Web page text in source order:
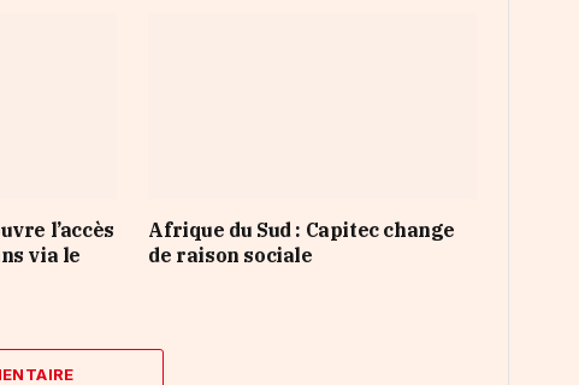
l’accès
via le
Afrique du Sud : Capitec change
de raison sociale